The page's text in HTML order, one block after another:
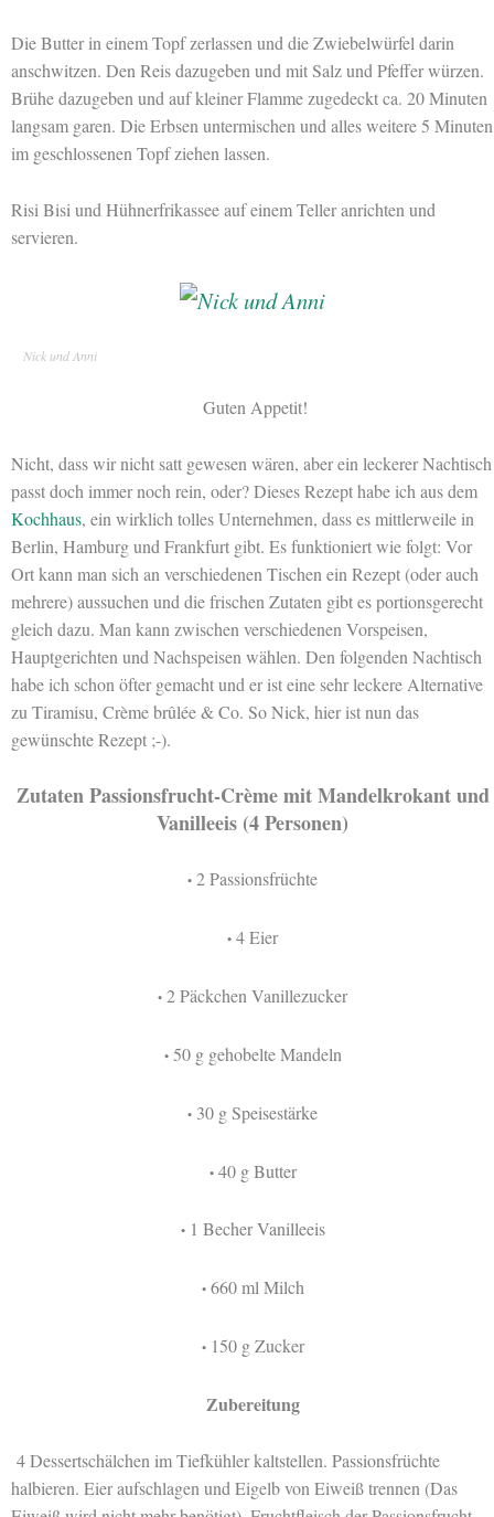
Die Butter in einem Topf zerlassen und die Zwiebelwürfel darin
anschwitzen. Den Reis dazugeben und mit Salz und Pfeffer würzen.
Brühe dazugeben und auf kleiner Flamme zugedeckt ca. 20 Minuten
langsam garen. Die Erbsen untermischen und alles weitere 5 Minuten
im geschlossenen Topf ziehen lassen.
Risi Bisi und Hühnerfrikassee auf einem Teller anrichten und
servieren.
Nick und Anni
Guten Appetit!
Nicht, dass wir nicht satt gewesen wären, aber ein leckerer Nachtisch
passt doch immer noch rein, oder? Dieses Rezept habe ich aus dem
Kochhaus, ein wirklich tolles Unternehmen, dass es mittlerweile in
Berlin, Hamburg und Frankfurt gibt. Es funktioniert wie folgt: Vor
Ort kann man sich an verschiedenen Tischen ein Rezept (oder auch
mehrere) aussuchen und die frischen Zutaten gibt es portionsgerecht
gleich dazu. Man kann zwischen verschiedenen Vorspeisen,
Hauptgerichten und Nachspeisen wählen. Den folgenden Nachtisch
habe ich schon öfter gemacht und er ist eine sehr leckere Alternative
zu Tiramisu, Crème brûlée & Co. So Nick, hier ist nun das
gewünschte Rezept ;-).
Zutaten Passionsfrucht-Crème mit Mandelkrokant und
Vanilleeis (4 Personen)
• 2 Passionsfrüchte
• 4 Eier
• 2 Päckchen Vanillezucker
•50 g gehobelte Mandeln
• 30 g Speisestärke
•40 g Butter
•1 Becher Vanilleeis
•660 ml Milch
•150 g Zucker
Zubereitung
4 Dessertschälchen im Tiefkühler kaltstellen. Passionsfrüchte
halbieren. Eier aufschlagen und Eigelb von Eiweiß trennen (Das